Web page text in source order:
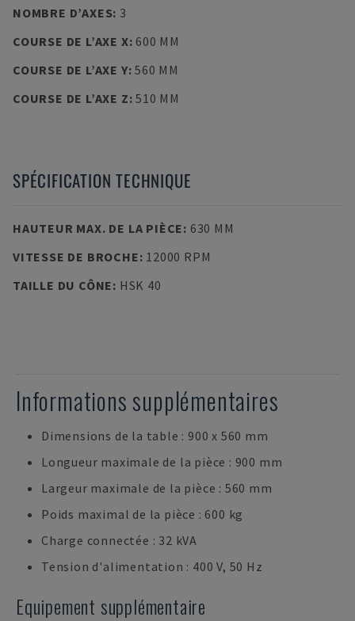
NOMBRE D’AXES: 3
COURSE DE L’AXE X: 600 MM
COURSE DE L’AXE Y:560 MM
COURSE DE L’AXE Z:510 MM
SPÉCIFICATION TECHNIQUE
HAUTEUR MAX. DE LA PIÈCE: 630 MM
VITESSE DE BROCHE: 12000 RPM
TAILLE DU CÔNE: HSK 40
Informations supplémentaires
Dimensions de la table : 900 x 560 mm
Longueur maximale de la pièce : 900 mm
Largeur maximale de la pièce : 560 mm
Poids maximal de la pièce : 600 kg
Charge connectée : 32 kVA
Tension d'alimentation : 400 V, 50 Hz
Equipement supplémentaire